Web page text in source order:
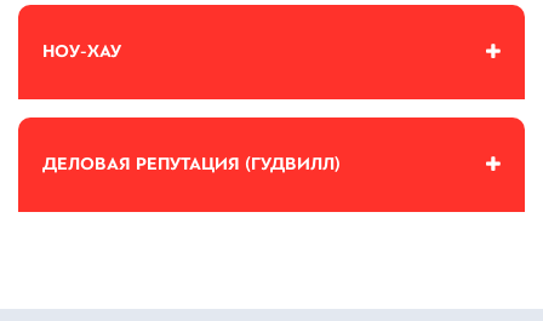
НОУ-ХАУ
ДЕЛОВАЯ РЕПУТАЦИЯ (ГУДВИЛЛ)